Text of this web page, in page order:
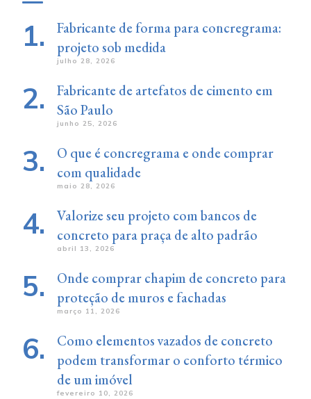
Fabricante de forma para concregrama:
projeto sob medida
julho 28, 2026
Fabricante de artefatos de cimento em
São Paulo
junho 25, 2026
O que é concregrama e onde comprar
com qualidade
maio 28, 2026
Valorize seu projeto com bancos de
concreto para praça de alto padrão
abril 13, 2026
Onde comprar chapim de concreto para
proteção de muros e fachadas
março 11, 2026
Como elementos vazados de concreto
podem transformar o conforto térmico
de um imóvel
fevereiro 10, 2026